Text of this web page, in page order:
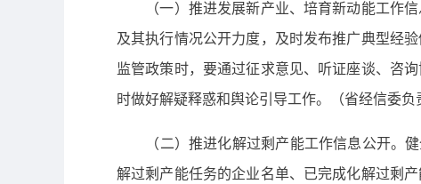
（一）推进发展新产业、培育新动能工作信
及其执行情况公开力度，及时发布推广典型经
监管政策时，要通过征求意见、听证座谈、咨
时做好解疑释惑和舆论引导工作。（省经信委负
（二）推进化解过剩产能工作信息公开。健
解过剩产能任务的企业名单、已完成化解过剩